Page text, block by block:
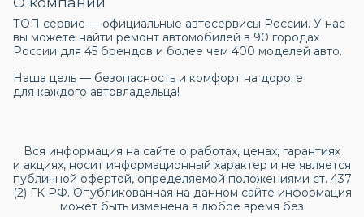
ТОП сервис — официальные автосервисы России. У нас
вы можете найти ремонт автомобилей в 90 городах
России для 45 брендов и более чем 400 моделей авто.
Наша цель — безопасность и комфорт на дороге
для каждого автовладельца!
Вся информация на сайте о работах, ценах, гарантиях
и акциях, носит информационный характер и не является
публичной офертой, определяемой положениями ст. 437
(2) ГК РФ. Опубликованная на данном сайте информация
может быть изменена в любое время без